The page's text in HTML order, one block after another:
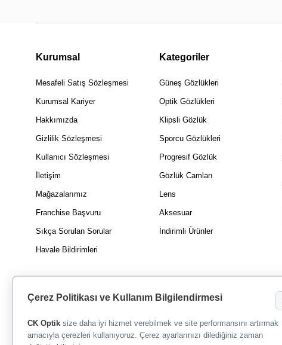
Kurumsal
Mesafeli Satış Sözleşmesi
Kurumsal Kariyer
Hakkımızda
Gizlilik Sözleşmesi
Kullanıcı Sözleşmesi
İletişim
Mağazalarımız
Franchise Başvuru
Sıkça Sorulan Sorular
Havale Bildirimleri
Kategoriler
Güneş Gözlükleri
Optik Gözlükleri
Klipsli Gözlük
Sporcu Gözlükleri
Progresif Gözlük
Gözlük Camları
Lens
Aksesuar
İndirimli Ürünler
Çerez Politikası ve Kullanım Bilgilendirmesi
CK Optik size daha iyi hizmet verebilmek ve site performansını artırmak
amacıyla çerezleri kullanıyoruz. Çerez ayarlarınızı dilediğiniz zaman